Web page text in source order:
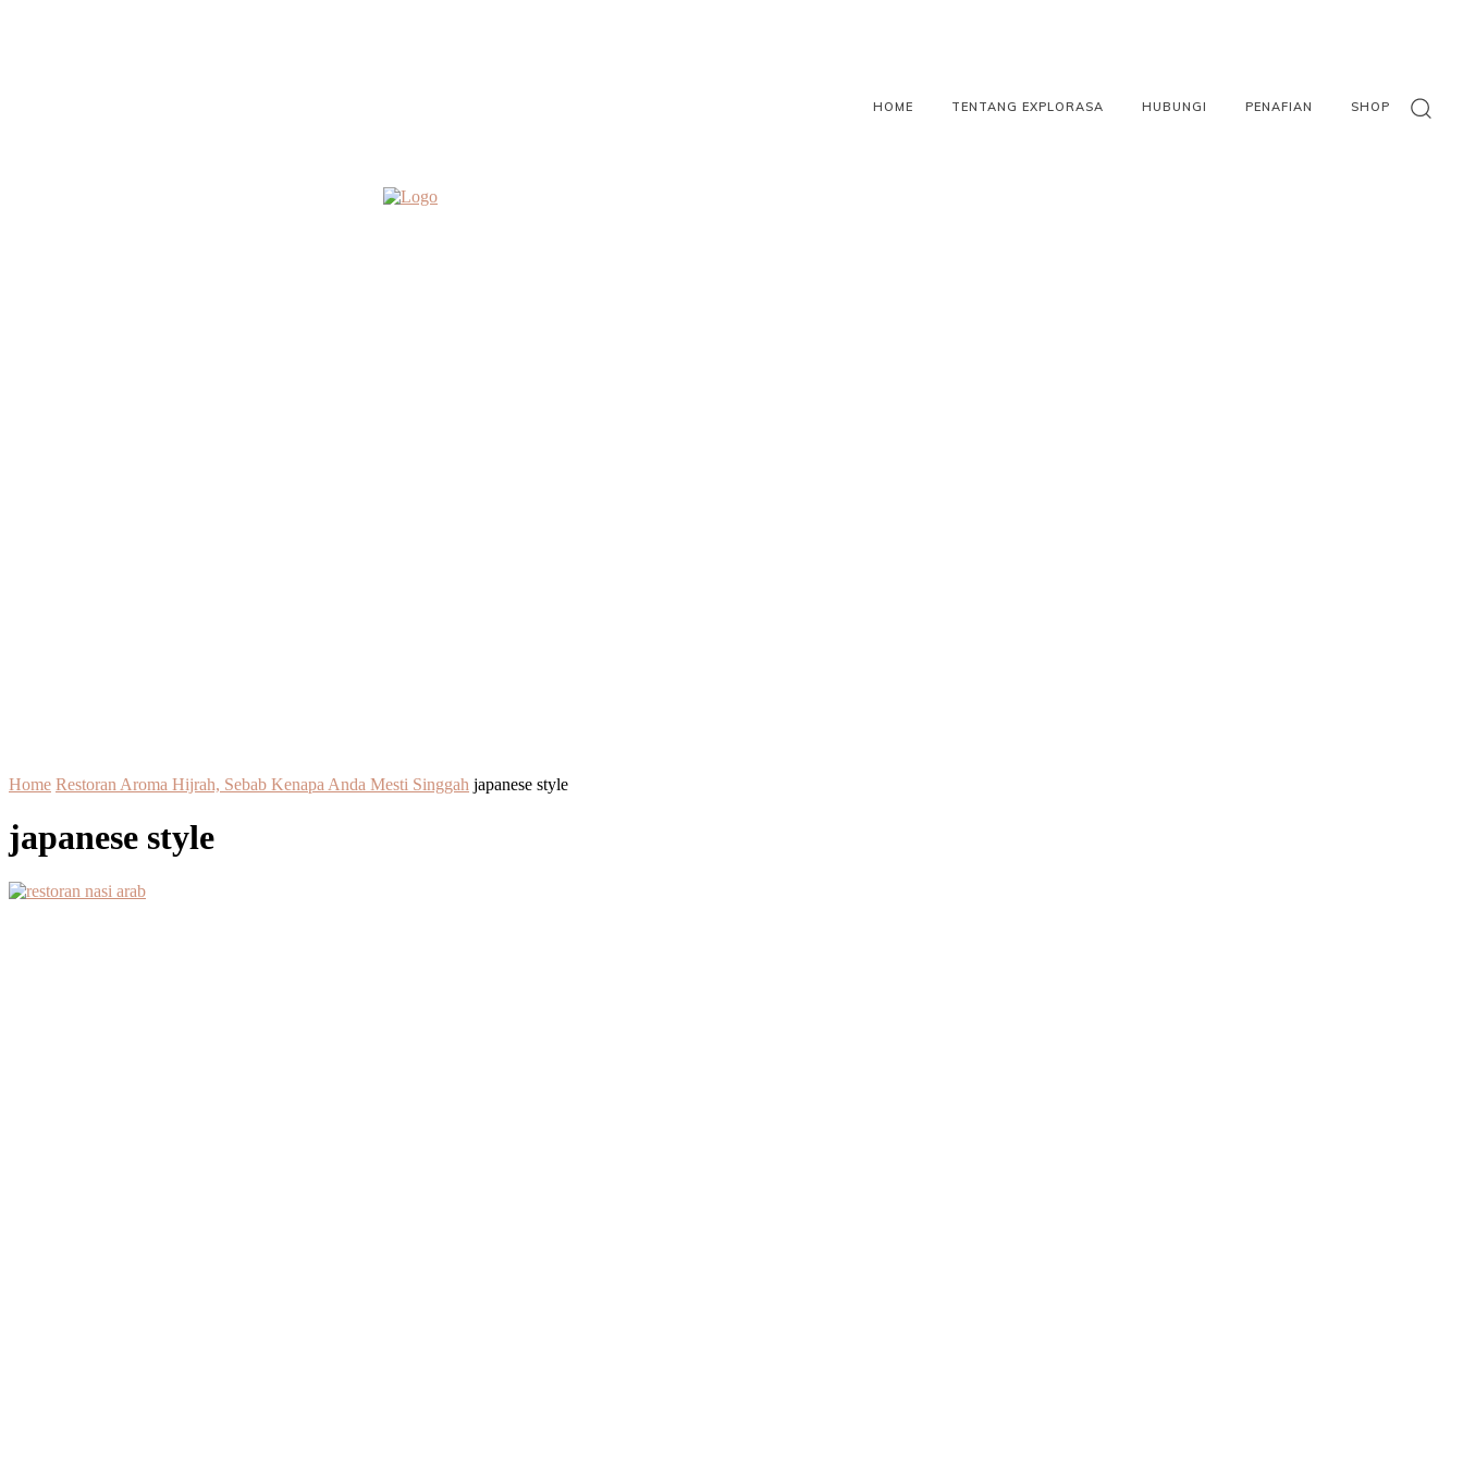
HOME TENTANG EXPLORASA HUBUNGI PENAFIAN SHOP
Home Restoran Aroma Hijrah, Sebab Kenapa Anda Mesti Singgah japanese style
japanese style